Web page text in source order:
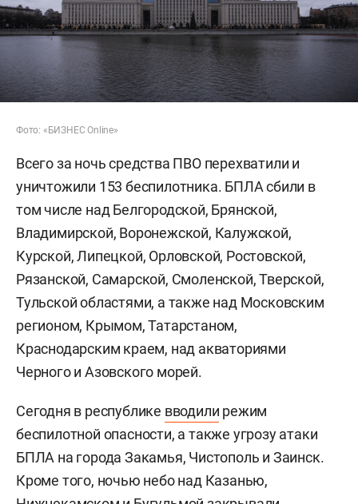
Фото: «БИЗНЕС Online»
Всего за ночь средства ПВО перехватили и
уничтожили 153 беспилотника. БПЛА сбили в
том числе над Белгородской, Брянской,
Владимирской, Воронежской, Калужской,
Курской, Липецкой, Орловской, Ростовской,
Рязанской, Самарской, Смоленской, Тверской,
Тульской областями, а также над Московским
регионом, Крымом, Татарстаном,
Краснодарским краем, над акваториями
Черного и Азовского морей.
Сегодня в республике вводили режим
беспилотной опасности, а также угрозу атаки
БПЛА на города Закамья, Чистополь и Заинск.
Кроме того, ночью небо над Казанью,